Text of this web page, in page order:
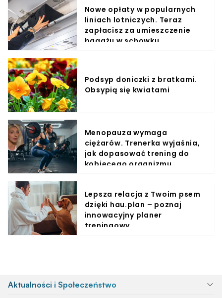
Nowe opłaty w popularnych
liniach lotniczych. Teraz
zapłacisz za umieszczenie
bagażu w schowku
Podsyp doniczki z bratkami.
Obsypią się kwiatami
Menopauza wymaga
ciężarów. Trenerka wyjaśnia,
jak dopasować trening do
kobiecego organizmu
Lepsza relacja z Twoim psem
dzięki hau.plan – poznaj
innowacyjny planer
treningowy
Aktualności i Społeczeństwo